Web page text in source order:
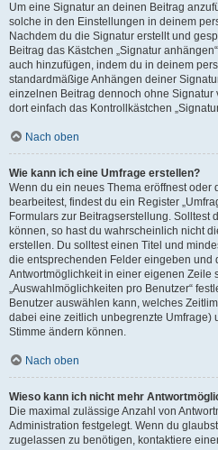
Um eine Signatur an deinen Beitrag
solche in den Einstellungen in deinem
Nachdem du die Signatur erstellt und
Beitrag das Kästchen „Signatur
auch hinzufügen, indem du in deinem
standardmäßige Anhängen deiner
einzelnen Beitrag dennoch ohne Signatur
dort einfach das Kontrollkästchen
Nach oben
Wie kann ich eine Umfrage erstellen?
Wenn du ein neues Thema eröffnest oder
bearbeitest, findest du ein Register
Formulars zur Beitragserstellung. Solltest
können, so hast du wahrscheinlich nicht
erstellen. Du solltest einen Titel und
die entsprechenden Felder eingeben und
Antwortmöglichkeit in einer eigenen Zeile
„Auswahlmöglichkeiten pro Benutzer“
Benutzer auswählen kann, welches
dabei eine zeitlich unbegrenzte Umfrage)
Stimme ändern können.
Nach oben
Wieso kann ich nicht mehr
Die maximal zulässige Anzahl von
Administration festgelegt. Wenn du
zugelassen zu benötigen, kontaktiere